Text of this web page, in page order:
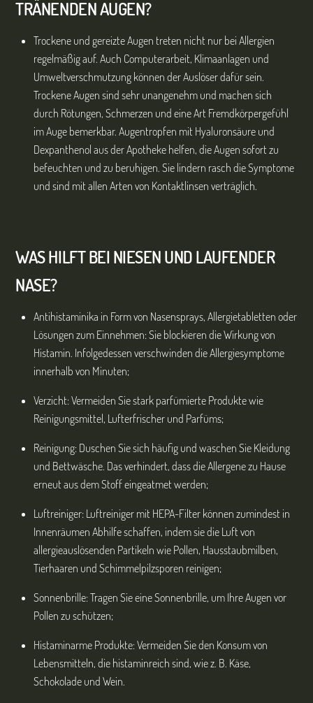
TRÄNENDEN AUGEN?
Trockene und gereizte Augen treten nicht nur bei Allergien
regelmäßig auf. Auch Computerarbeit, Klimaanlagen und
Umweltverschmutzung können der Auslöser dafür sein.
Trockene Augen sind sehr unangenehm und machen sich
durch Rötungen, Schmerzen und eine Art Fremdkörpergefühl
im Auge bemerkbar. Augentropfen mit Hyaluronsäure und
Dexpanthenol aus der Apotheke helfen, die Augen sofort zu
befeuchten und zu beruhigen. Sie lindern rasch die Symptome
und sind mit allen Arten von Kontaktlinsen verträglich.
WAS HILFT BEI NIESEN UND LAUFENDER
NASE?
Antihistaminika in Form von Nasensprays, Allergietabletten oder
Lösungen zum Einnehmen: Sie blockieren die Wirkung von
Histamin. Infolgedessen verschwinden die Allergiesymptome
innerhalb von Minuten;
Verzicht: Vermeiden Sie stark parfümierte Produkte wie
Reinigungsmittel, Lufterfrischer und Parfüms;
Reinigung: Duschen Sie sich häufig und waschen Sie Kleidung
und Bettwäsche. Das verhindert, dass die Allergene zu Hause
erneut aus dem Stoff eingeatmet werden;
Luftreiniger: Luftreiniger mit HEPA-Filter können zumindest in
Innenräumen Abhilfe schaffen, indem sie die Luft von
allergieauslösenden Partikeln wie Pollen, Hausstaubmilben,
Tierhaaren und Schimmelpilzsporen reinigen;
Sonnenbrille: Tragen Sie eine Sonnenbrille, um Ihre Augen vor
Pollen zu schützen;
Histaminarme Produkte: Vermeiden Sie den Konsum von
Lebensmitteln, die histaminreich sind, wie z. B. Käse,
Schokolade und Wein.